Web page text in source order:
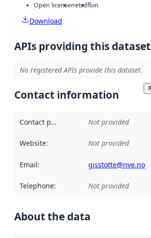
Open licensenetcdfbin
Download
APIs providing this dataset
No registered APIs provide this dataset.
Contact information
Contact point Not provided
Website: Not provided
Email: gisstotte@nve.no
Telephone: Not provided
About the data